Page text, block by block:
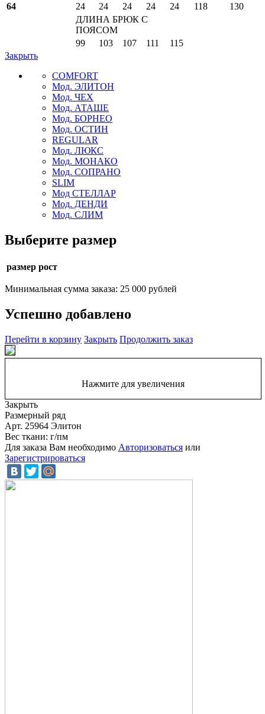
64
24 24 24 24 24 118
130
ДЛИНА БРЮК С
ПОЯСОМ
99
103 107 111
115
Закрыть
COMFORT
Мод. ЭЛИТОН
Мод. ЧЕХ
Мод. АТАШЕ
Мод. БОРНЕО
Мод. ОСТИН
REGULAR
Мод. ЛЮКС
Мод. МОНАКО
Мод. СОПРАНО
SLIM
Мод СТЕЛЛАР
Мод. ДЕНДИ
Мод. СЛИМ
Выберите размер
размер рост
Минимальная сумма заказа: 25 000 рублей
Успешно добавлено
Перейти в корзину Закрыть Продолжить заказ
Нажмите для увеличения
Закрыть
Размерный ряд
Арт. 25964 Элитон
Вес ткани: г/пм
Для заказа Вам необходимо Авторизоваться или
Зарегистрироваться